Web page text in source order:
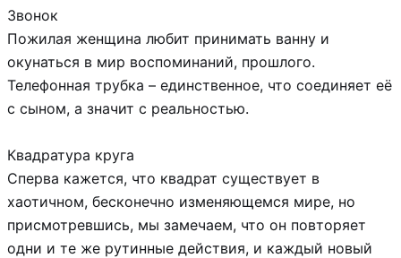
Звонок
Пожилая женщина любит принимать ванну и
окунаться в мир воспоминаний, прошлого.
Телефонная трубка – единственное, что соединяет её
с сыном, а значит с реальностью.
Квадратура круга
Сперва кажется, что квадрат существует в
хаотичном, бесконечно изменяющемся мире, но
присмотревшись, мы замечаем, что он повторяет
одни и те же рутинные действия, и каждый новый